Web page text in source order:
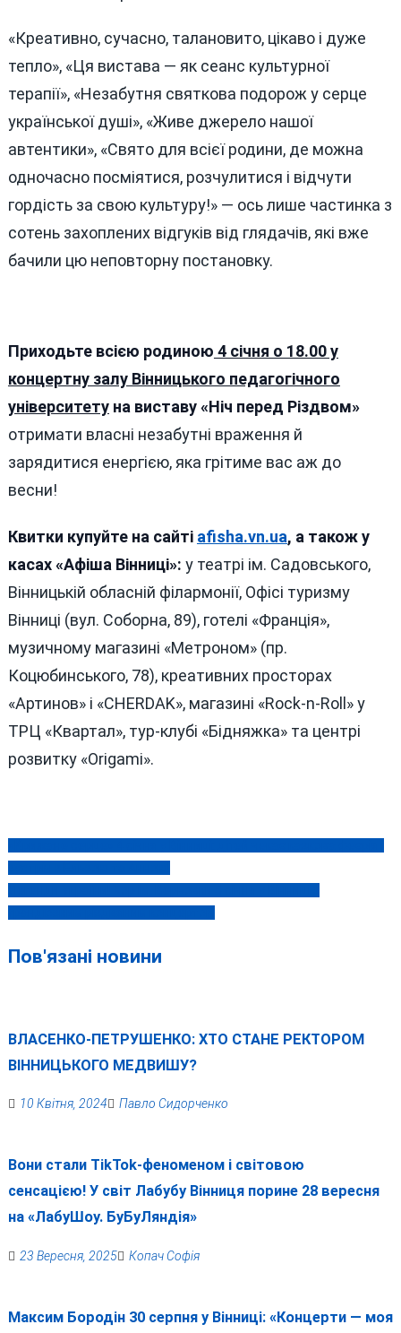
«Креативно, сучасно, талановито, цікаво і дуже
тепло», «Ця вистава — як сеанс культурної
терапії», «Незабутня святкова подорож у серце
української душі», «Живе джерело нашої
автентики», «Свято для всієї родини, де можна
одночасно посміятися, розчулитися і відчути
гордість за свою культуру!» — ось лише частинка з
сотень захоплених відгуків від глядачів, які вже
бачили цю неповторну постановку.
Приходьте всією родиною 4 січня о 18.00 у
концертну залу Вінницького педагогічного
університетуна виставу «Ніч перед Різдвом»
отримати власні незабутні враження й
зарядитися енергією, яка грітиме вас аж до
весни!
Квитки купуйте на сайті afisha.vn.ua, а також у
касах «Афіша Вінниці»: у театрі ім. Садовського,
Вінницькій обласній філармонії, Офісі туризму
Вінниці (вул. Соборна, 89), готелі «Франція»,
музичному магазині «Метроном» (пр.
Коцюбинського, 78), креативних просторах
«Артинов» і «CHERDAK», магазині «Rock-n-Roll» у
ТРЦ «Квартал», тур-клубі «Бідняжка» та центрі
розвитку «Origami».
Навігація
записів
Пов'язані новини
ВЛАСЕНКО-ПЕТРУШЕНКО: ХТО СТАНЕ РЕКТОРОМ
ВІННИЦЬКОГО МЕДВИШУ?
10 Квітня, 2024 Павло Сидорченко
Вони стали TikTok-феноменом і світовою
сенсацією! У світ Лабубу Вінниця порине 28 вересня
на «ЛабуШоу. БуБуЛяндія»
23 Вересня, 2025 Копач Софія
Максим Бородін 30 серпня у Вінниці: «Концерти — моя